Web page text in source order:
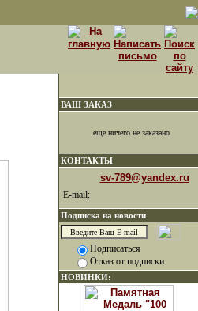
ВАШ ЗАКАЗ
еще ничего не заказано
КОНТАКТЫ
sv-789@yandex.ru
E-mail:
Подписка на новости
Подписаться
Отказ от подписки
НОВИНКИ: